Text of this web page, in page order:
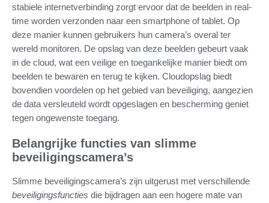
stabiele internetverbinding zorgt ervoor dat de beelden in real-
time worden verzonden naar een smartphone of tablet. Op
deze manier kunnen gebruikers hun camera’s overal ter
wereld monitoren. De opslag van deze beelden gebeurt vaak
in de cloud, wat een veilige en toegankelijke manier biedt om
beelden te bewaren en terug te kijken. Cloudopslag biedt
bovendien voordelen op het gebied van beveiliging, aangezien
de data versleuteld wordt opgeslagen en bescherming geniet
tegen ongewenste toegang.
Belangrijke functies van slimme
beveiligingscamera’s
Slimme beveiligingscamera’s zijn uitgerust met verschillende
beveiligingsfuncties die bijdragen aan een hogere mate van